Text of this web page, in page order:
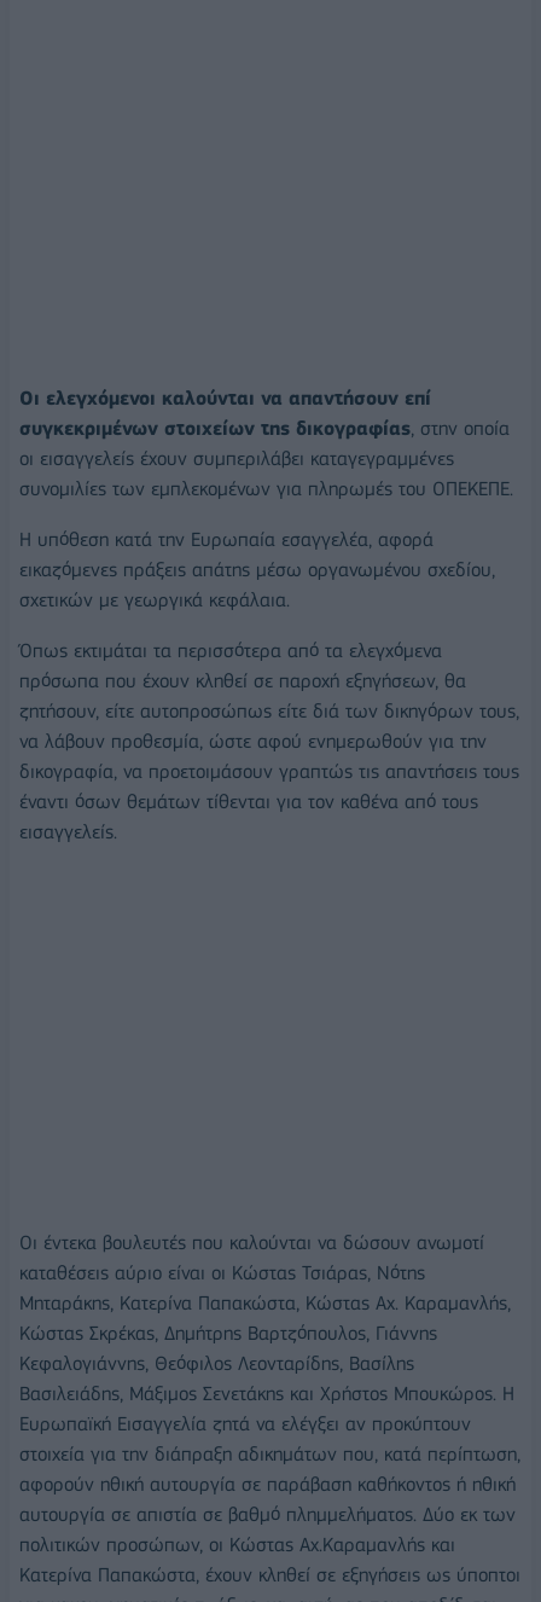
Οι ελεγχόμενοι καλούνται να απαντήσουν επί
συγκεκριμένων στοιχείων της δικογραφίας, στην οποία
οι εισαγγελείς έχουν συμπεριλάβει καταγεγραμμένες
συνομιλίες των εμπλεκομένων για πληρωμές του ΟΠΕΚΕΠΕ.
Η υπόθεση κατά την Ευρωπαία εσαγγελέα, αφορά
εικαζόμενες πράξεις απάτης μέσω οργανωμένου σχεδίου,
σχετικών με γεωργικά κεφάλαια.
Όπως εκτιμάται τα περισσότερα από τα ελεγχόμενα
πρόσωπα που έχουν κληθεί σε παροχή εξηγήσεων, θα
ζητήσουν, είτε αυτοπροσώπως είτε διά των δικηγόρων τους,
να λάβουν προθεσμία, ώστε αφού ενημερωθούν για την
δικογραφία, να προετοιμάσουν γραπτώς τις απαντήσεις τους
έναντι όσων θεμάτων τίθενται για τον καθένα από τους
εισαγγελείς.
Οι έντεκα βουλευτές που καλούνται να δώσουν ανωμοτί
καταθέσεις αύριο είναι οι Κώστας Τσιάρας, Νότης
Μηταράκης, Κατερίνα Παπακώστα, Κώστας Αχ. Καραμανλής,
Κώστας Σκρέκας, Δημήτρης Βαρτζόπουλος, Γιάννης
Κεφαλογιάννης, Θεόφιλος Λεονταρίδης, Βασίλης
Βασιλειάδης, Μάξιμος Σενετάκης και Χρήστος Μπουκώρος. Η
Ευρωπαϊκή Εισαγγελία ζητά να ελέγξει αν προκύπτουν
στοιχεία για την διάπραξη αδικημάτων που, κατά περίπτωση,
αφορούν ηθική αυτουργία σε παράβαση καθήκοντος ή ηθική
αυτουργία σε απιστία σε βαθμό πλημμελήματος. Δύο εκ των
πολιτικών προσώπων, οι Κώστας Αχ.Καραμανλής και
Κατερίνα Παπακώστα, έχουν κληθεί σε εξηγήσεις ως ύποπτοι